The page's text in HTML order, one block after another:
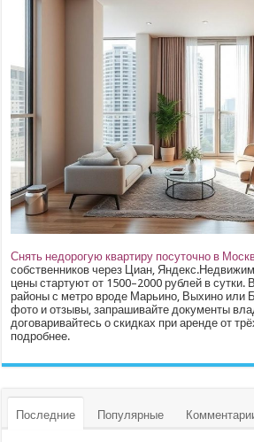
Снять недорогую квартиру посуточно в
собственников через Циан,
цены стартуют от 1500–2000 рублей в
районы с метро вроде Марьино, Выхино или
фото и отзывы, запрашивайте документы
договаривайтесь о скидках при аренде от
подробнее.
Последние Популярные